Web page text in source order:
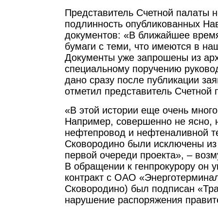
Представитель Счетной палаты
подлинность опубликованных
документов: «В ближайшее
бумаги с теми, что имеются в
Документы уже запрошены из
специальному поручению
дано сразу после публикации
отметил представитель Счетной
«В этой истории еще очень
Например, совершенно не ясно,
нефтепровод и нефтеналивной
Сковородино были исключены из
первой очереди проекта», –
В обращении к генпрокурору он
контракт с ОАО
Сковородино) был подписан
нарушение распоряжения